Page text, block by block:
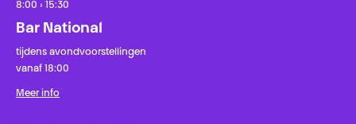
8:00 › 15:30
Bar National
tijdens avondvoorstellingen
vanaf 18:00
Meer info